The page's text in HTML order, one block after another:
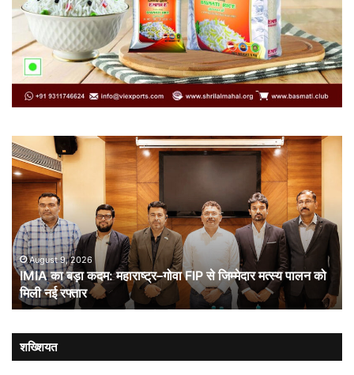
IMIA
का
बड़ा
कदम:
महाराष्ट्र–
गोवा
FIP
से
जिम्मेदार
मत्स्य
पालन
मिली
नई
August 9, 2026
IMIA का बड़ा कदम: महाराष्ट्र–गोवा FIP से जिम्मेदार मत्स्य पालन को
मिली नई रफ्तार
शख्शियत